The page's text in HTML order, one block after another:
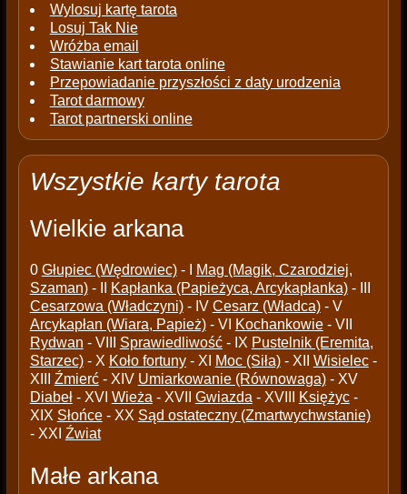
Wylosuj kartę tarota
Losuj Tak Nie
Wróżba email
Stawianie kart tarota online
Przepowiadanie przyszłości z daty urodzenia
Tarot darmowy
Tarot partnerski online
Wszystkie karty tarota
Wielkie arkana
0 Głupiec (Wędrowiec)- I
Mag (Magik, Czarodziej,
Szaman)- II Kapłanka (Papieżyca, Arcykapłanka)- III
Cesarzowa (Władczyni)- IV Cesarz (Władca)- V
Arcykapłan (Wiara, Papież)- VI Kochankowie- VII
Rydwan - VIII Sprawiedliwość- IX Pustelnik (Eremita,
Starzec)- X Koło fortuny- XI Moc (Siła)- XII Wisielec-
XIII Źmierć- XIV Umiarkowanie (Równowaga)- XV
Diabeł- XVI Wieża - XVII Gwiazda - XVIII Księżyc-
XIX Słońce- XX Sąd ostateczny (Zmartwychwstanie)
- XXI Źwiat
Małe arkana